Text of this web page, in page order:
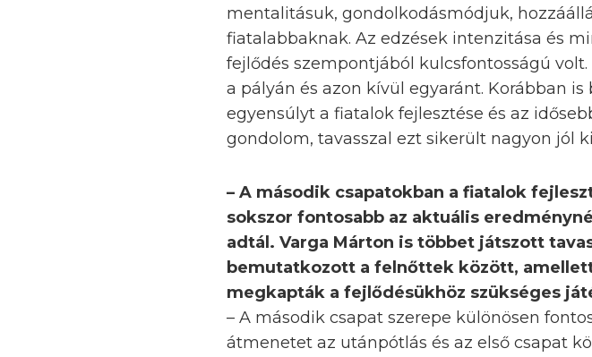
mentalitásuk, gondolkodásmódjuk,
fiatalabbaknak. Az edzések intenzitása és
fejlődés szempontjából kulcsfontosságú
a pályán és azon kívül egyaránt. Korábban
egyensúlyt a fiatalok fejlesztése és az
gondolom, tavasszal ezt sikerült nagyon jól
– A második csapatokban a fiatalok
sokszor fontosabb az aktuális
adtál. Varga Márton is többet játszott
bemutatkozott a felnőttek között,
megkapták a fejlődésükhöz szükséges
– A második csapat szerepe különösen
átmenetet az utánpótlás és az első csapat